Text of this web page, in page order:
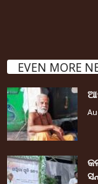
EVEN MORE